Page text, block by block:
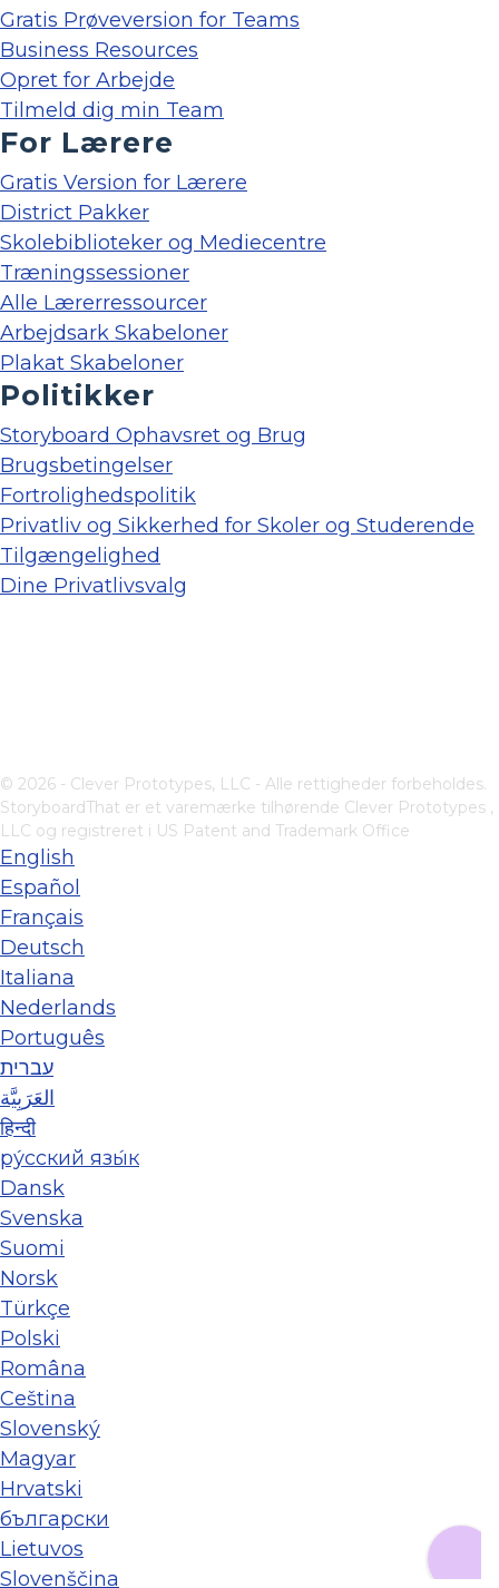
Gratis Prøveversion for Teams
Business Resources
Opret for Arbejde
Tilmeld dig min Team
For Lærere
Gratis Version for Lærere
District Pakker
Skolebiblioteker og Mediecentre
Træningssessioner
Alle Lærerressourcer
Arbejdsark Skabeloner
Plakat Skabeloner
Politikker
Storyboard Ophavsret og Brug
Brugsbetingelser
Fortrolighedspolitik
Privatliv og Sikkerhed for Skoler og Studerende
Tilgængelighed
Dine Privatlivsvalg
© 2026 - Clever Prototypes, LLC - Alle rettigheder forbeholdes.
StoryboardThat er et varemærke tilhørende Clever Prototypes ,
LLC og registreret i US Patent and Trademark Office
English
Español
Français
Deutsch
Italiana
Nederlands
Português
עברית
العَرَبِيَّة
हिन्दी
ру́сский язы́к
Dansk
Svenska
Suomi
Norsk
Türkçe
Polski
Româna
Ceština
Slovenský
Magyar
Hrvatski
български
Lietuvos
Slovenščina